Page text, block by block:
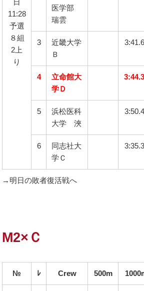
日
11:28
予選
８組
2上
り
医学部
瑞雲
3
近畿大学
Ｂ
4
立命館大
学Ｄ
5
浜松医科
大学 浹
6
同志社大
学Ｃ
→明日の敗者復活戦へ
M2×Ｃ
№ ﾚ Crew 500m